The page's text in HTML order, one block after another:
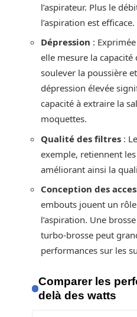
l’aspirateur. Plus le
l’aspiration est efficace.
Dépression :
elle mesure la capacité
soulever la poussière
dépression élevée
capacité à extraire la
moquettes.
Qualité des filtres :
exemple, retiennent
améliorant ainsi la
Conception des
embouts jouent un rôle
l’aspiration. Une
turbo-brosse peut
performances sur les
Comparer les
delà des watts